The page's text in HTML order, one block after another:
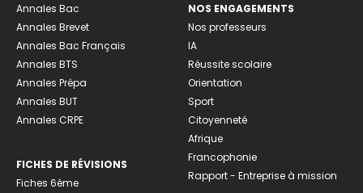
Annales Bac
Annales Brevet
Annales Bac Français
Annales BTS
Annales Prépa
Annales BUT
Annales CRPE
FICHES DE RÉVISIONS
Fiches 6ème
NOS ENGAGEMENTS
Nos professeurs
IA
Réussite scolaire
Orientation
Sport
Citoyenneté
Afrique
Francophonie
Rapport - Entreprise à mission